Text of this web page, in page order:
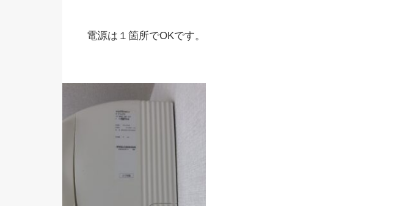
電源は１箇所でOKです。